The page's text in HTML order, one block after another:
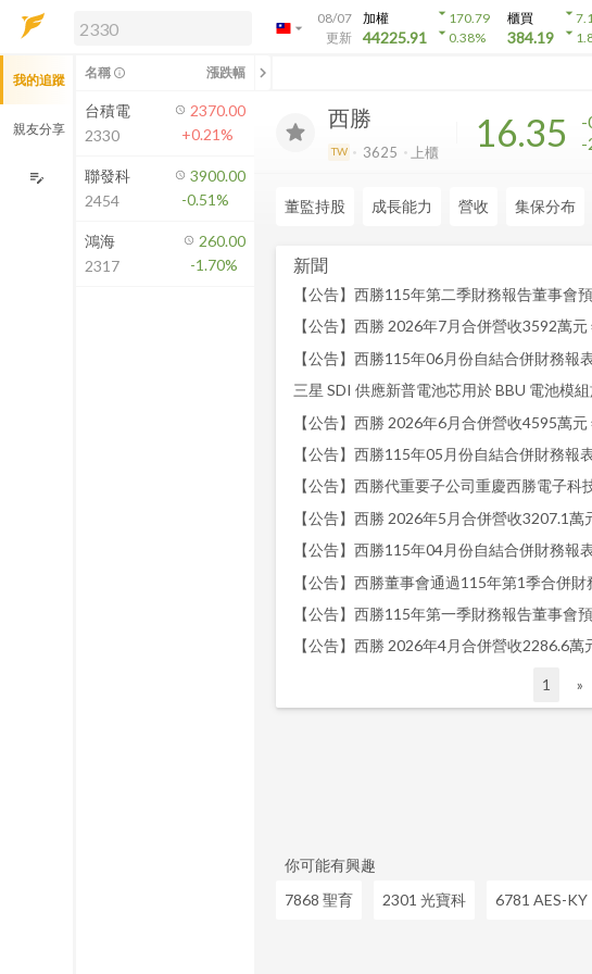
arrow_drop_down
08/07
更新
加權
44225.91
arrow_drop_down170.79
arrow_drop_down0.38%
櫃買
384.19
arrow_drop_down
arrow_drop_down
解鎖即時行情及進階功能
方案」，即可解鎖以下功能：
即時行情
即時市況與排行
成交金額熱力圖
前往方案訂閱
如何綁定合作券商
西勝
TW 3625 上櫃 16.35
-
-
董監持股 成長能力 營收 集保分布
新聞
【公告】西勝 2026年7月合併營收3592萬元
三星 SDI 供應新普電池芯用於 BBU 電池模
【公告】西勝 2026年6月合併營收4595萬
【公告】西勝 2026年5月合併營收3207.1萬
【公告】西勝董事會通過115年第1季合併財
【公告】西勝 2026年4月合併營收2286.6萬
1 »
你可能有興趣
7868 聖育
2301 光寶科 6781 AES-KY
我的追蹤
親友分享
edit_note
名稱 info_outline 漲跌幅 chevron_left
台積電
2330
2370.00
+0.21%
聯發科
2454
3900.00
-0.51%
鴻海
2317
260.00
-1.70%